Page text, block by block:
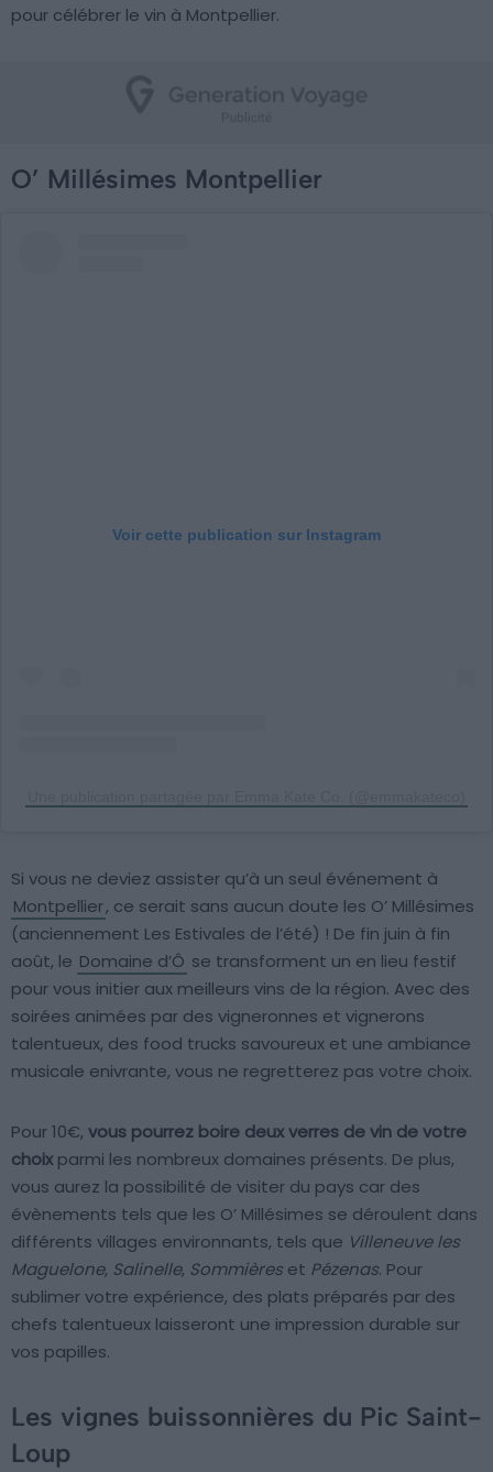
pour célébrer le vin à Montpellier.
O’ Millésimes Montpellier
Voir cette publication sur Instagram
Si vous ne deviez assister qu’à un seul événement à
Montpellier, ce serait sans aucun doute les O’ Millésimes
(anciennement Les Estivales de l’été) ! De fin juin à fin
août, le Domaine d’Ô se transforment un en lieu festif
pour vous initier aux meilleurs vins de la région. Avec des
soirées animées par des vigneronnes et vignerons
talentueux, des food trucks savoureux et une ambiance
musicale enivrante, vous ne regretterez pas votre choix.
Pour 10€, vous pourrez boire deux verres de vin de votre
choixparmi les nombreux domaines présents. De plus,
vous aurez la possibilité de visiter du pays car des
évènements tels que les O’ Millésimes se déroulent dans
différents villages environnants, tels que Villeneuve les
Maguelone, Salinelle, Sommières et Pézenas. Pour
sublimer votre expérience, des plats préparés par des
chefs talentueux laisseront une impression durable sur
vos papilles.
Les vignes buissonnières du Pic Saint-
Loup